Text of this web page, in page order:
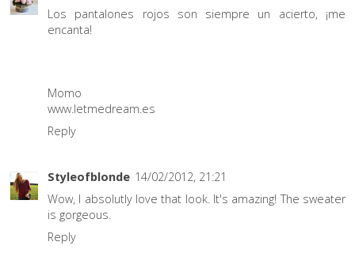
Los pantalones rojos son siempre un acierto, ¡me
encanta!
Momo
www.letmedream.es
Reply
Styleofblonde 14/02/2012, 21:21
Wow, I absolutly love that look. It's amazing! The sweater
is gorgeous.
Reply